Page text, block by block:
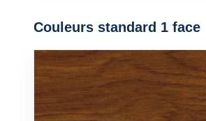
Couleurs standard 1 face